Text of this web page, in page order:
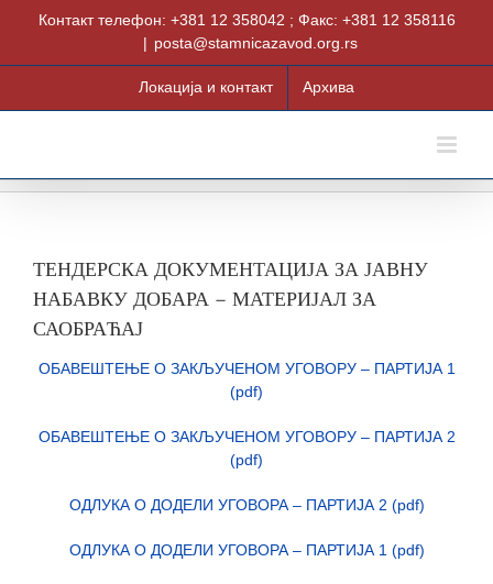
Контакт телефон: +381 12 358042 ; Факс: +381 12 358116
| posta@stamnicazavod.org.rs
Локација и контакт Архива
ТЕНДЕРСКА ДОКУМЕНТАЦИЈА ЗА ЈАВНУ
НАБАВКУ ДОБАРА – МАТЕРИЈАЛ ЗА
САОБРАЋАЈ
ОБАВЕШТЕЊЕ О ЗАКЉУЧЕНОМ УГОВОРУ – ПАРТИЈА 1
(pdf)
ОБАВЕШТЕЊЕ О ЗАКЉУЧЕНОМ УГОВОРУ – ПАРТИЈА 2
(pdf)
ОДЛУКА О ДОДЕЛИ УГОВОРА – ПАРТИЈА 2 (pdf)
ОДЛУКА О ДОДЕЛИ УГОВОРА – ПАРТИЈА 1 (pdf)